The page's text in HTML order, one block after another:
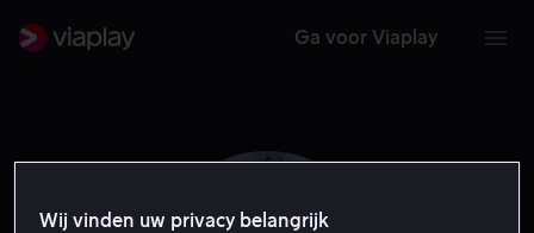
Ga voor Viaplay
Wij vinden uw privacy belangrijk